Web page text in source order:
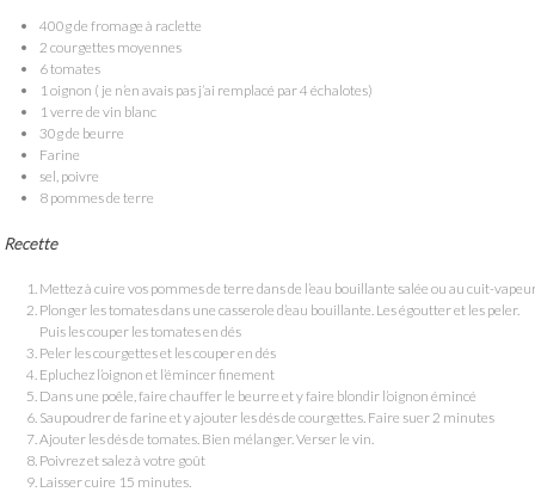
400g de fromage à raclette
2 courgettes moyennes
6 tomates
1 oignon ( je n’en avais pas j’ai remplacé par 4 échalotes)
1 verre de vin blanc
30g de beurre
Farine
sel, poivre
8 pommes de terre
Recette
Mettez à cuire vos pommes de terre dans de l’eau bouillante salée ou au cuit-
Plonger les tomates dans une casserole d’eau bouillante. Les égoutter et les peler.
Puis les couper les tomates en dés
Peler les courgettes et les couper en dés
Epluchez l’oignon et l’émincer finement
Dans une poêle, faire chauffer le beurre et y faire blondir l’oignon émincé
Saupoudrer de farine et y ajouter les dés de courgettes. Faire suer 2 minutes
Ajouter les dés de tomates. Bien mélanger. Verser le vin.
Poivrez et salez à votre goût
Laisser cuire 15 minutes.